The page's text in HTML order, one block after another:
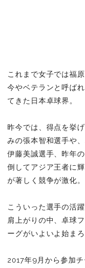
これまで女子では福
今やベテランと呼ば
てきた日本卓球界。
昨今では、得点を挙
みの張本智和選手や
伊藤美誠選手、昨年
倒してアジア王者に
が著しく競争が激化。
こういった選手の活
肩上がりの中、卓球
ーグがいよいよ始ま
2017年9月から参加